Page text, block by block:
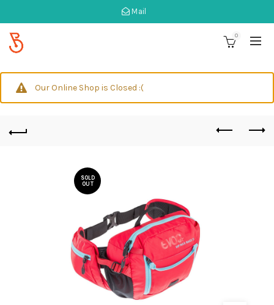
Mail
0
Our Online Shop is Closed :(
SOLD
OUT